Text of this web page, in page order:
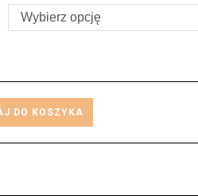
Wybierz opcję
DO KOSZYKA